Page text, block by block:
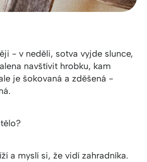
- v neděli, sotva vyjde slunce,
navštívit hrobku, kam
je šokovaná a zděšená -
a myslí si, že vidí zahradníka.